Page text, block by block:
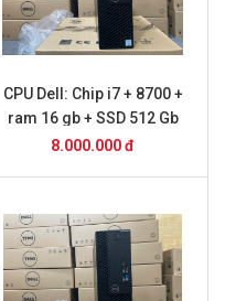
CPU Dell: Chip i7 + 8700 +
ram 16 gb + SSD 512 Gb
8.000.000 đ